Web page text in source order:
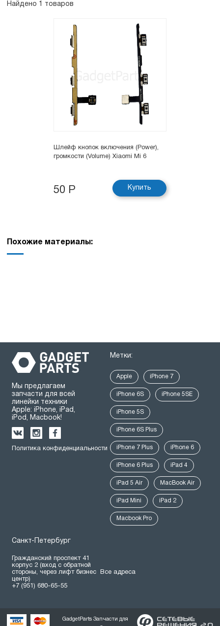
Найдено 1 товаров
Шлейф кнопок включения (Power),
громкости (Volume) Xiaomi Mi 6
50 Р Купить
Похожие материалы:
Мы предлагаем
запчасти для всей
линейки техники
Apple: iPhone, iPad,
iPod, Macbook!
Политика конфиденциальности
Метки:
Apple iPhone 7
iPhone 6S iPhone 5SE
iPhone 5S
iPhone 6S Plus
iPhone 7 Plus iPhone 6
iPhone 6 Plus iPad 4
iPad 5 Air MacBook Air
iPad Mini iPad 2
Macbook Pro
Санкт-Петербург
Гражданский проспект 41
корпус 2 (вход с обратной
стороны, через лифт бизнес
центр)
+7 (951) 680-65-55
Все адреса
GadgetParts Запчасти для